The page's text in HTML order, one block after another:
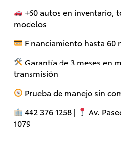
GR Yaris
DESDE
+60 autos en inventario,
modelos
Financiamiento hasta 60
Garantía de 3 meses en
transmisión
Prueba de manejo sin
442 376 1258 |
Av.
1079